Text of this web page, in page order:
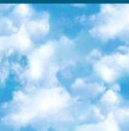
перечисленных в приложении 1. будет сделано. 7. Экзамены пройдут с 26 мая по 15 июня 2024 г. (кроме науки физического воспитания). 8. Физическая для учащихся 9 классов общесредних образовательных учреждений. Экзамены по предмету «Образование, квалификация медицина» 1-6 мая 2024 года. сотрудники перевести под присмотр (с отклонениями в физическом или умственном развитии) специализированная школа для детей, школы-интернаты и со сколиозом школы-интернаты санаторного типа для больных детей исключены). 9. Он был слепым, слабовидящим и имел нарушения опорно-двигательного аппарата. экзамены в специализированных школах и интернатах для детей должны проводиться исходя из требований, предъявляемых к общеобразовательным учреждениям (физкультура кроме науки). 10. Специализированная школа для глухих и слабослышащих детей. и экзамены в интернатах и быть реализован в виде письменного теста по математике. 11. Специальность для умственно отсталых детей. Для 9 класса Родной язык и литературное письмо Государственный язык (язык обучения – узбекский). для неклассов) написано Математическое письмо Письменная/устная история Узбекистана Физическое воспитание практично Итоговый контроль Для 11 класса Написание родного языка и литературы (эссе) Математическое письмо Узбекский язык (обучение на узбекском языке) не посещающее общее среднее образование для учреждений)/Образовательное учреждение выбор письменный и устный Иностранный язык письменный/устный Письменная/устная история Узбекистана *По выбору студента:  Химия  Физика  Основы государственного права  География 10 бесплатных образовательных ресурсов - Мы составили подборку онлайн-проектов с интерактивными упражнениями, видеолекциями и статьями. Они помогут вам обрести новые и освежить старые знания бесплатно. 1. «ИНТУИТ» Старейшая образовательная площадка Рунета. Здесь вы найдёте сотни текстовых и видеокурсов на десятки различных тем — от программирования до психологии. Многие курсы подготовлены российскими университетами и крупными международными компаниями вроде Intel и Microsoft. Самостоятельное